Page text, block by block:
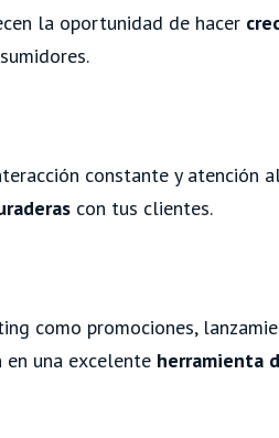
la oportunidad de hacer
constante y atención
con tus clientes.
como promociones,
en una excelente herramienta